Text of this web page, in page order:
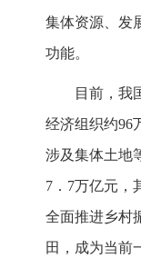
集体资源、发
功能。
目前，我
经济组织约96
涉及集体土地
7．7万亿元，
全面推进乡村
田，成为当前